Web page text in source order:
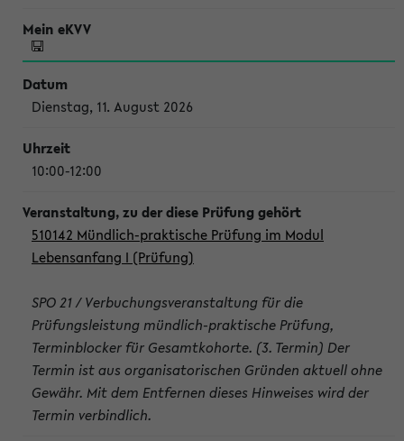
Dienstag, 11. August 2026
10:00-12:00
510142 Mündlich-praktische Prüfung im Modul
Lebensanfang I (Prüfung)
SPO 21 / Verbuchungsveranstaltung für die
Prüfungsleistung mündlich-praktische Prüfung,
Terminblocker für Gesamtkohorte. (3. Termin) Der
Termin ist aus organisatorischen Gründen aktuell ohne
Gewähr. Mit dem Entfernen dieses Hinweises wird der
Termin verbindlich.